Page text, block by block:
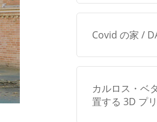
Covid の家 /
カルロス・ベ
置する 3D プ